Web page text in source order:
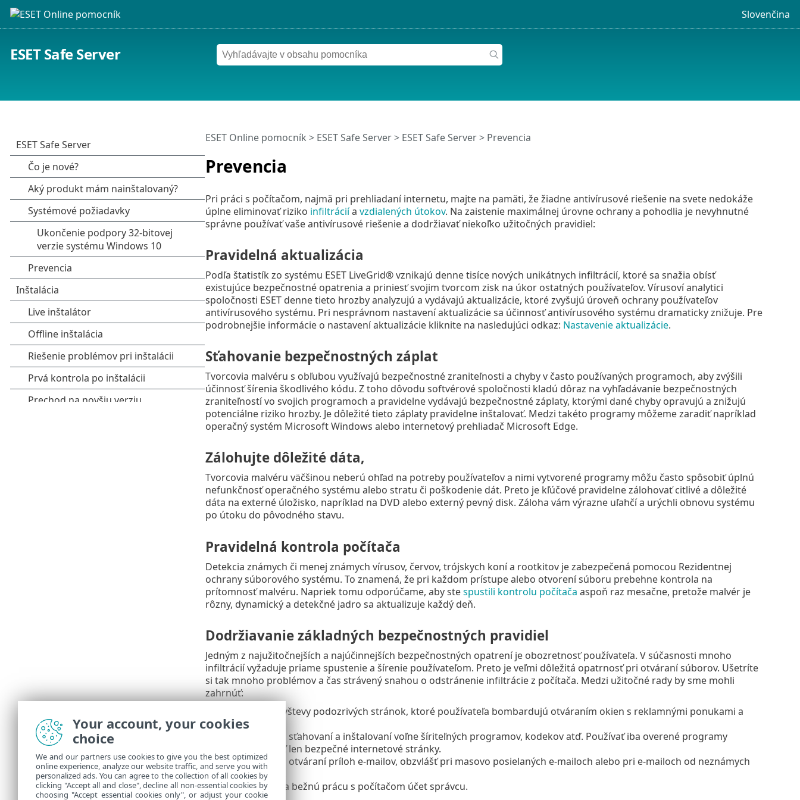
Slovenčina
ESET Safe Server
Prevencia
ESET Online pomocník > ESET Safe Server> ESET Safe Server> Prevencia
Pri práci s počítačom, najmä pri prehliadaní internetu, majte na pamäti, že žiadne antivírusové riešenie na svete nedokáže
úplne eliminovať riziko infiltráciía vzdialených útokov. Na zaistenie maximálnej úrovne ochrany a pohodlia je nevyhnutné
správne používať vaše antivírusové riešenie a dodržiavať niekoľko užitočných pravidiel:
Pravidelná aktualizácia
Podľa štatistík zo systému ESET LiveGrid® vznikajú denne tisíce nových unikátnych infiltrácií, ktoré sa snažia obísť
existujúce bezpečnostné opatrenia a priniesť svojim tvorcom zisk na úkor ostatných používateľov. Vírusoví analytici
spoločnosti ESET denne tieto hrozby analyzujú a vydávajú aktualizácie, ktoré zvyšujú úroveň ochrany používateľov
antivírusového systému. Pri nesprávnom nastavení aktualizácie sa účinnosť antivírusového systému dramaticky znižuje. Pre
podrobnejšie informácie o nastavení aktualizácie kliknite na nasledujúci odkaz: Nastavenie aktualizácie.
Sťahovanie bezpečnostných záplat
Tvorcovia malvéru s obľubou využívajú bezpečnostné zraniteľnosti a chyby v často používaných programoch, aby zvýšili
účinnosť šírenia škodlivého kódu. Z toho dôvodu softvérové spoločnosti kladú dôraz na vyhľadávanie bezpečnostných
zraniteľností vo svojich programoch a pravidelne vydávajú bezpečnostné záplaty, ktorými dané chyby opravujú a znižujú
potenciálne riziko hrozby. Je dôležité tieto záplaty pravidelne inštalovať. Medzi takéto programy môžeme zaradiť napríklad
operačný systém Microsoft Windows alebo internetový prehliadač Microsoft Edge.
Zálohujte dôležité dáta,
Tvorcovia malvéru väčšinou neberú ohľad na potreby používateľov a nimi vytvorené programy môžu často spôsobiť úplnú
nefunkčnosť operačného systému alebo stratu či poškodenie dát. Preto je kľúčové pravidelne zálohovať citlivé a dôležité
dáta na externé úložisko, napríklad na DVD alebo externý pevný disk. Záloha vám výrazne uľahčí a urýchli obnovu systému
po útoku do pôvodného stavu.
Pravidelná kontrola počítača
Detekcia známych či menej známych vírusov, červov, trójskych koní a rootkitov je zabezpečená pomocou Rezidentnej
ochrany súborového systému. To znamená, že pri každom prístupe alebo otvorení súboru prebehne kontrola na
prítomnosť malvéru. Napriek tomu odporúčame, aby stespustili kontrolu počítača aspoň raz mesačne, pretože malvér je
rôzny, dynamický a detekčné jadro sa aktualizuje každý deň.
Dodržiavanie základných bezpečnostných pravidiel
Jedným z najužitočnejších a najúčinnejších bezpečnostných opatrení je obozretnosť používateľa. V súčasnosti mnoho
infiltrácií vyžaduje priame spustenie a šírenie používateľom. Preto je veľmi dôležitá opatrnosť pri otváraní súborov. Ušetríte
si tak mnoho problémov a čas strávený snahou o odstránenie infiltrácie z počítača. Medzi užitočné rady by sme mohli
zahrnúť:
Obmedziť návštevy podozrivých stránok, ktoré používateľa bombardujú otváraním okien s reklamnými ponukami a
pod.
Opatrnosť pri sťahovaní a inštalovaní voľne šíriteľných programov, kodekov atď. Používať iba overené programy
a navštevovať len bezpečné internetové stránky.
• Opatrnosť pri otváraní príloh e‑mailov, obzvlášť pri masovo posielaných e‑mailoch alebo pri e‑mailoch od neznámych
odosielateľov.
• Nepoužívať na bežnú prácu s počítačom účet správcu.
Your account, your cookies
choice
We and our partners use cookies to give you the best optimized
online experience, analyze our website traffic, and serve you with
personalized ads. You can agree to the collection of all cookies by
clicking "Accept all and close", decline all non-essential cookies by
choosing "Accept essential cookies only", or adjust your cookie